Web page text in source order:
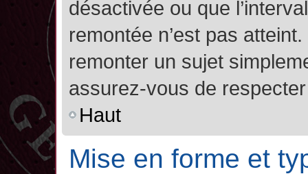
désactivée ou que
remontée n’est pas
remonter un sujet
assurez-vous de
Haut
Mise en forme et